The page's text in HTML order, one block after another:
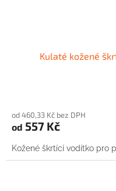
Kulaté kožené
od 460,33 Kč bez DPH
od 557 Kč
Kožené škrtící vodítko pro